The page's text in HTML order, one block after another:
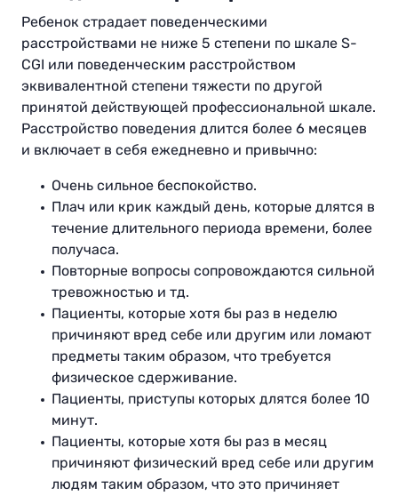
Ребенок страдает поведенческими
расстройствами не ниже 5 степени по шкале S-
CGI или поведенческим расстройством
эквивалентной степени тяжести по другой
принятой действующей профессиональной шкале.
Расстройство поведения длится более 6 месяцев
и включает в себя ежедневно и привычно:
Очень сильное беспокойство.
Плач или крик каждый день, которые длятся в
течение длительного периода времени, более
получаса.
Повторные вопросы сопровождаются сильной
тревожностью и тд.
Пациенты, которые хотя бы раз в неделю
причиняют вред себе или другим или ломают
предметы таким образом, что требуется
физическое сдерживание.
Пациенты, приступы которых длятся более 10
минут.
Пациенты, которые хотя бы раз в месяц
причиняют физический вред себе или другим
людям таким образом, что это причиняет